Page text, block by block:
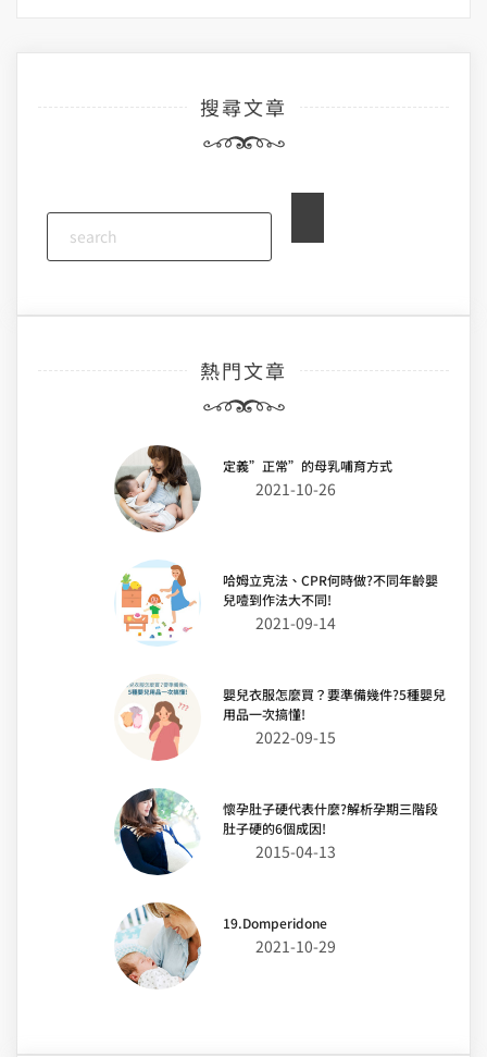
搜尋文章
熱門文章
定義”正常”的母乳哺育方式
2021-10-26
哈姆立克法、CPR何時做?不同年齡嬰
兒噎到作法大不同!
2021-09-14
嬰兒衣服怎麼買？要準備幾件?5種嬰兒
用品一次搞懂!
2022-09-15
懷孕肚子硬代表什麼?解析孕期三階段
肚子硬的6個成因!
2015-04-13
19.Domperidone
2021-10-29